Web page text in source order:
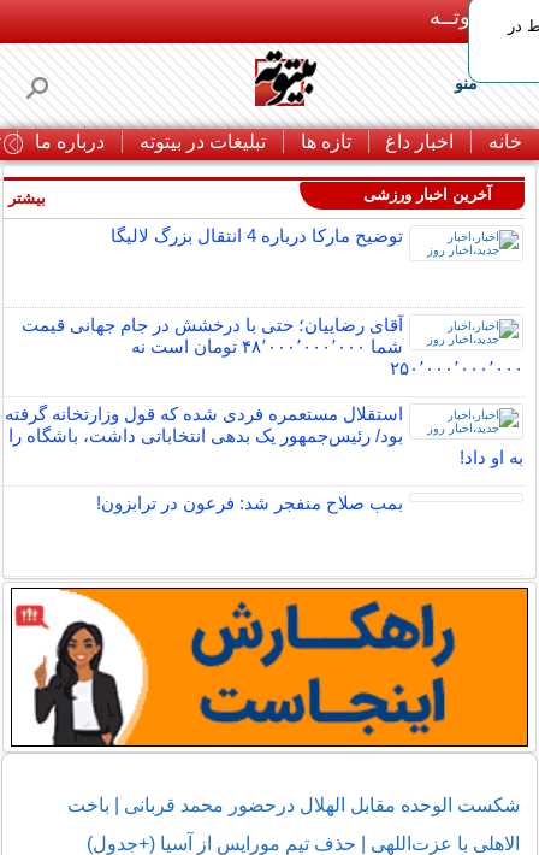
بـیتوتــه
منو
خانه اخبار داغ تازه ها تبلیغات در بیتوته درباره ما
در
آخرین اخبار ورزشی
توضیح مارکا درباره 4 انتقال بزرگ لالیگا
آقای رضاییان؛ حتی با درخشش در جام جهانی قیمت
شما ۴۸٬۰۰۰٬۰۰۰٬۰۰۰ تومان است نه
۲۵۰٬۰۰۰٬۰۰۰٬۰۰۰
استقلال مستعمره فردی شده که قول وزارتخانه گرفته
بود/ رئیس‌جمهور یک بدهی انتخاباتی داشت، باشگاه را
به او داد!
بمب صلاح منفجر شد: فرعون در ترابزون!
بیشتر
شکست الوحده مقابل الهلال درحضور محمد قربانی | باخت
الاهلی با عزت‌اللهی | حذف تیم مورایس از آسیا (+جدول)